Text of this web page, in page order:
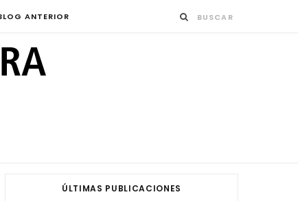
ANTERIOR
ÚLTIMAS PUBLICACIONES